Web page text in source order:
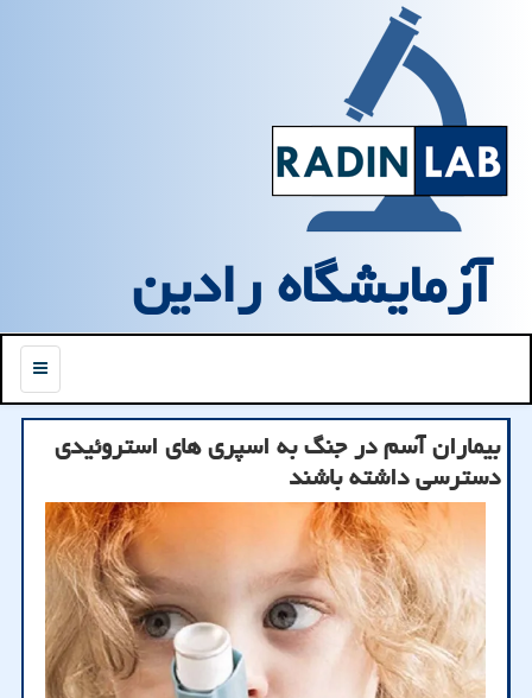
آزمایشگاه رادین
منو
بیماران آسم در جنگ به اسپری های استروئیدی
دسترسی داشته باشند